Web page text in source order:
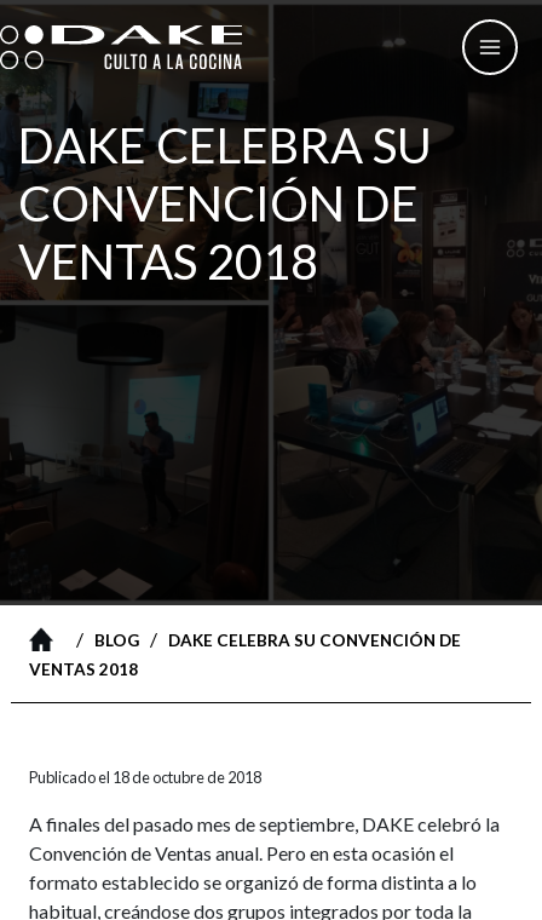
Ir
al
contenido
DAKE CELEBRA SU
CONVENCIÓN DE
VENTAS 2018
/ BLOG/
DAKE CELEBRA SU CONVENCIÓN DE
VENTAS 2018
Publicado el 18 de octubre de 2018
A finales del pasado mes de septiembre, DAKE celebró la
Convención de Ventas anual. Pero en esta ocasión el
formato establecido se organizó de forma distinta a lo
habitual, creándose dos grupos integrados por toda la